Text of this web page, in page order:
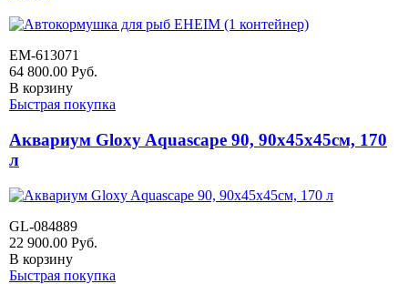
EM-613071
64 800.00 Руб.
В корзину
Быстрая покупка
Аквариум Gloxy Aquascape 90, 90х45х45см, 170
л
GL-084889
22 900.00 Руб.
В корзину
Быстрая покупка